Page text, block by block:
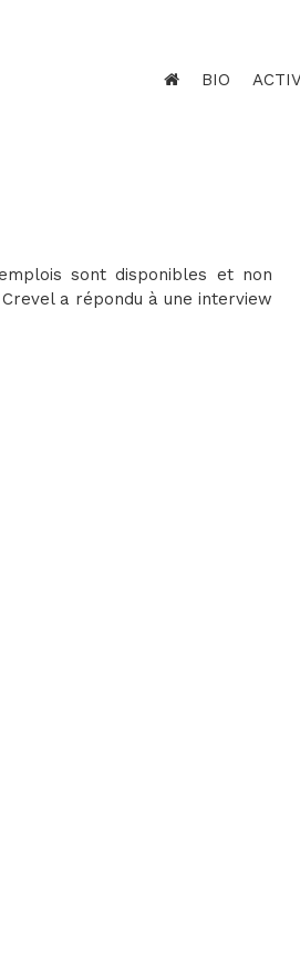
BIO
sont disponibles et non
a répondu à une interview